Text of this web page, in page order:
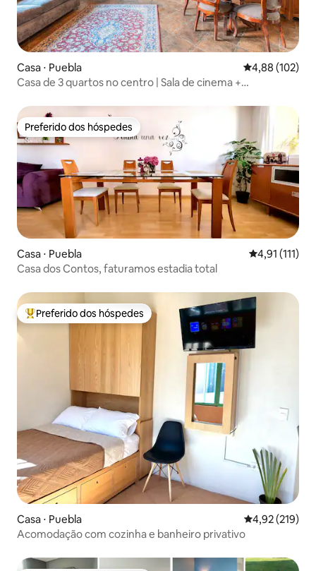
Casa ⋅ Puebla 4,88 de uma
4,88 (102)
Casa de 3 quartos no centro | Sala de cinema +
Preferido dos hóspedes
Preferido dos hóspedes
Casa ⋅ Puebla 4,91 de uma
4,91 (111)
Casa dos Contos, faturamos estadia total
Entre os melhores preferidos dos hóspedes
Preferido dos hóspedes
Casa ⋅ Puebla 4,92 de uma
4,92 (219)
Acomodação com cozinha e banheiro privativo